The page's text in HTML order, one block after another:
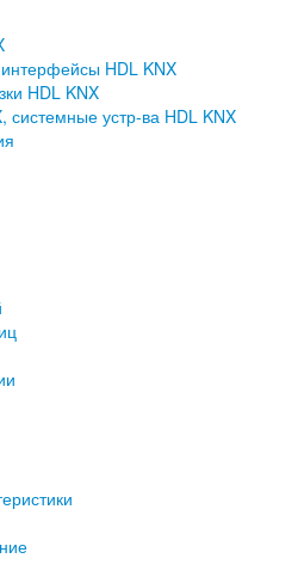
HDL KNX
HDL KNX
устр-ва HDL KNX